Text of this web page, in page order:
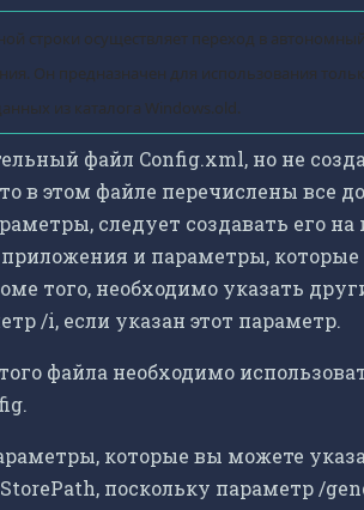
строки осуществляет переход в
Он предназначен для использования
из каталога Windows.old.
файл Config.xml, но не
в этом файле перечислены все
следует создавать его
и параметры,
того, необходимо указать
/i, если указан этот параметр.
файла необходимо
которые вы можете
поскольку параметр /